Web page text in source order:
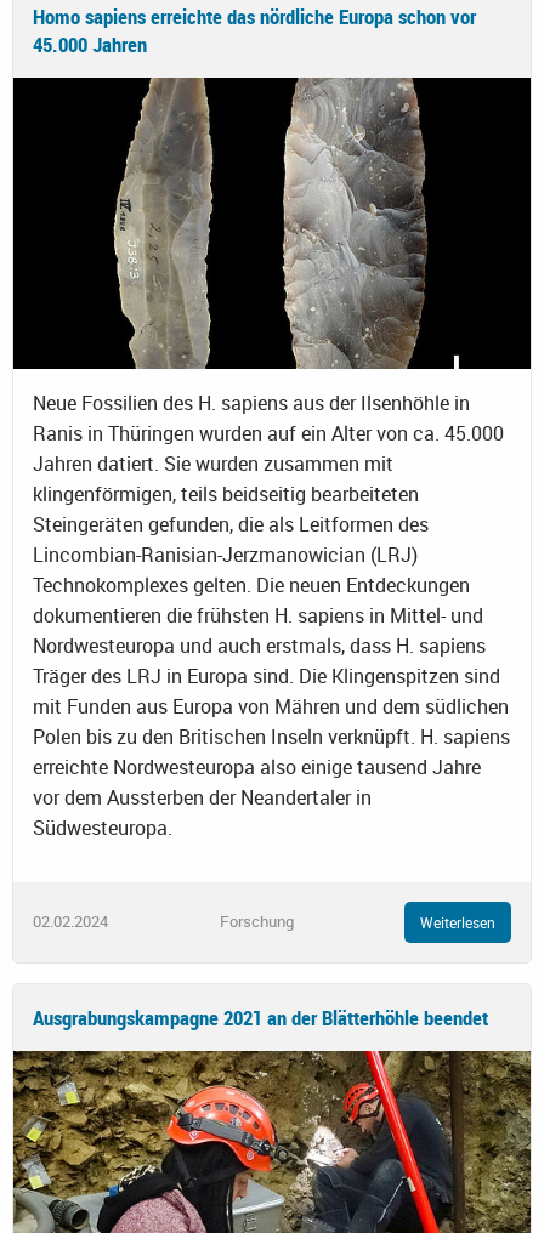
Homo sapiens erreichte das nördliche Europa schon vor
45.000 Jahren
Neue Fossilien des H. sapiens aus der Ilsenhöhle in
Ranis in Thüringen wurden auf ein Alter von ca. 45.000
Jahren datiert. Sie wurden zusammen mit
klingenförmigen, teils beidseitig bearbeiteten
Steingeräten gefunden, die als Leitformen des
Lincombian-Ranisian-Jerzmanowician (LRJ)
Technokomplexes gelten. Die neuen Entdeckungen
dokumentieren die frühsten H. sapiens in Mittel- und
Nordwesteuropa und auch erstmals, dass H. sapiens
Träger des LRJ in Europa sind. Die Klingenspitzen sind
mit Funden aus Europa von Mähren und dem südlichen
Polen bis zu den Britischen Inseln verknüpft. H. sapiens
erreichte Nordwesteuropa also einige tausend Jahre
vor dem Aussterben der Neandertaler in
Südwesteuropa.
02.02.2024 Forschung Weiterlesen
Ausgrabungskampagne 2021 an der Blätterhöhle beendet